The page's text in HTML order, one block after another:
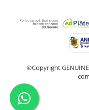
©Copyright GENUINE